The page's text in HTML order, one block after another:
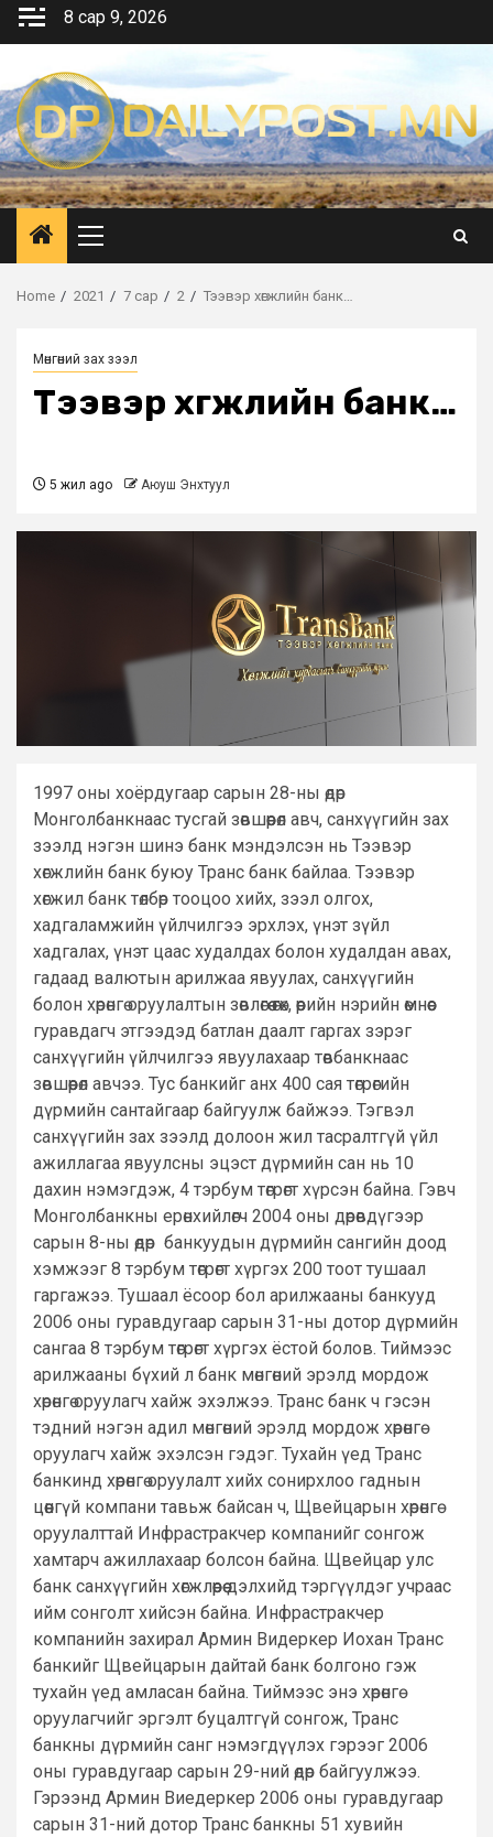
Skip
8 сар 9, 2026
Primary
Menu
Home 2021 7 сар 2 Тээвэр хөгжлийн банк…
Мөнгөний зах зээл
Тээвэр хөгжлийн банк…
5 жил ago Аюуш Энхтуул
1997 оны хоёрдугаар сарын 28-ны өдөр
Монголбанкнаас тусгай зөвшөөрөл авч, санхүүгийн зах
зээлд нэгэн шинэ банк мэндэлсэн нь Тээвэр
хөгжлийн банк буюу Транс банк байлаа. Тээвэр
хөгжил банк төлбөр тооцоо хийх, зээл олгох,
хадгаламжийн үйлчилгээ эрхлэх, үнэт зүйл
хадгалах, үнэт цаас худалдах болон худалдан авах,
гадаад валютын арилжаа явуулах, санхүүгийн
болон хөрөнгө оруулалтын зөвлөгөө өгөх, өөрийн нэрийн өмнөөс
гуравдагч этгээдэд батлан даалт гаргах зэрэг
санхүүгийн үйлчилгээ явуулахаар төвбанкнаас
зөвшөөрөл авчээ. Тус банкийг анх 400 сая төгрөгийн
дүрмийн сантайгаар байгуулж байжээ. Тэгвэл
санхүүгийн зах зээлд долоон жил тасралтгүй үйл
ажиллагаа явуулсны эцэст дүрмийн сан нь 10
дахин нэмэгдэж, 4 тэрбум төгрөгт хүрсэн байна. Гэвч
Монголбанкны ерөнхийлөгч 2004 оны дөрөвдүгээр
сарын 8-ны өдөр банкуудын дүрмийн сангийн доод
хэмжээг 8 тэрбум төгрөгт хүргэх 200 тоот тушаал
гаргажээ. Тушаал ёсоор бол арилжааны банкууд
2006 оны гуравдугаар сарын 31-ны дотор дүрмийн
сангаа 8 тэрбум төгрөгт хүргэх ёстой болов. Тиймээс
арилжааны бүхий л банк мөнгөний эрэлд мордож
хөрөнгө оруулагч хайж эхэлжээ. Транс банк ч гэсэн
тэдний нэгэн адил мөнгөний эрэлд мордож хөрөнгө
оруулагч хайж эхэлсэн гэдэг. Тухайн үед Транс
банкинд хөрөнгө оруулалт хийх сонирхлоо гаднын
цөөнгүй компани тавьж байсан ч, Щвейцарын хөрөнгө
оруулалттай Инфрастракчер компанийг сонгож
хамтарч ажиллахаар болсон байна. Щвейцар улс
банк санхүүгийн хөгжлөөрөө дэлхийд тэргүүлдэг учраас
ийм сонголт хийсэн байна. Инфрастракчер
компанийн захирал Армин Видеркер Иохан Транс
банкийг Щвейцарын дайтай банк болгоно гэж
тухайн үед амласан байна. Тиймээс энэ хөрөнгө
оруулагчийг эргэлт буцалтгүй сонгож, Транс
банкны дүрмийн санг нэмэгдүүлэх гэрээг 2006
оны гуравдугаар сарын 29-ний өдөр байгуулжээ.
Гэрээнд Армин Виедеркер 2006 оны гуравдугаар
сарын 31-ний дотор Транс банкны 51 хувийн